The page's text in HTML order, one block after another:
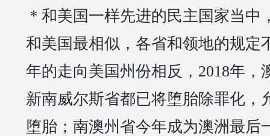
＊和美国一样先进的民主国家当中
和美国最相似，各省和领地的规定
年的走向美国州份相反，2018年，
新南威尔斯省都已将堕胎除罪化，
堕胎；南澳州省今年成为澳洲最后